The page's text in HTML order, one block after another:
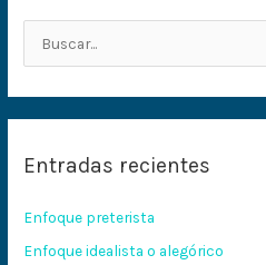
a
p
o
Entradas recientes
Enfoque preterista
Enfoque idealista o alegórico